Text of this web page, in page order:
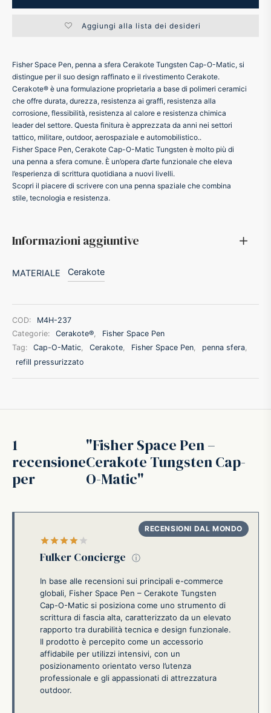
Aggiungi alla lista dei desideri
Fisher Space Pen, penna a sfera Cerakote Tungsten Cap-O-Matic, si
distingue per il suo design raffinato e il rivestimento Cerakote.
Cerakote® è una formulazione proprietaria a base di polimeri ceramici
che offre durata, durezza, resistenza ai graffi, resistenza alla
corrosione, flessibilità, resistenza al calore e resistenza chimica
leader del settore. Questa finitura è apprezzata da anni nei settori
tattico, militare, outdoor, aerospaziale e automobilistico..
Fisher Space Pen, Cerakote Cap-O-Matic Tungsten è molto più di
una penna a sfera comune. È un’opera d’arte funzionale che eleva
l’esperienza di scrittura quotidiana a nuovi livelli.
Scopri il piacere di scrivere con una penna spaziale che combina
stile, tecnologia e resistenza.
Informazioni aggiuntive
MATERIALE Cerakote
COD:
M4H-237
Categorie:
Cerakote®
Fisher Space Pen
Tag:
Cap-O-Matic, Cerakote, Fisher Space Pen, penna sfera,
refill pressurizzato
1
recensione
per
Fisher Space Pen –
Cerakote Tungsten Cap-
O-Matic
Fulker Concierge ⓘ
In base alle recensioni sui principali e-commerce
globali, Fisher Space Pen – Cerakote Tungsten
Cap-O-Matic si posiziona come uno strumento di
scrittura di fascia alta, caratterizzato da un elevato
rapporto tra durabilità tecnica e design funzionale.
Il prodotto è percepito come un accessorio
affidabile per utilizzi intensivi, con un
posizionamento orientato verso l’utenza
professionale e gli appassionati di attrezzatura
outdoor.
Marche